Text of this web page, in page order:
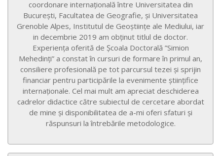
coordonare internațională între Universitatea din
București, Facultatea de Geografie, și Universitatea
Grenoble Alpes, Institutul de Geoștiințe ale Mediului, iar
in decembrie 2019 am obținut titlul de doctor.
Experiența oferită de Școala Doctorală ”Simion
Mehedinți” a constat în cursuri de formare în primul an,
consiliere profesională pe tot parcursul tezei și sprijin
financiar pentru participările la evenimente științifice
internaționale. Cel mai mult am apreciat deschiderea
cadrelor didactice către subiectul de cercetare abordat
de mine și disponibilitatea de a-mi oferi sfaturi și
răspunsuri la întrebările metodologice.